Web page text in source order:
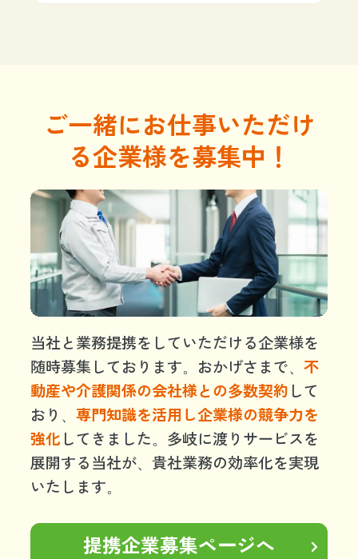
ご一緒にお仕事いただけ
る企業様を募集中！
当社と業務提携をしていただける企業様を
随時募集しております。おかげさまで、不
動産や介護関係の会社様との多数契約 して
おり、専門知識を活用し企業様の競争力を
強化 してきました。多岐に渡りサービスを
展開する当社が、貴社業務の効率化を実現
いたします。
提携企業募集ページへ